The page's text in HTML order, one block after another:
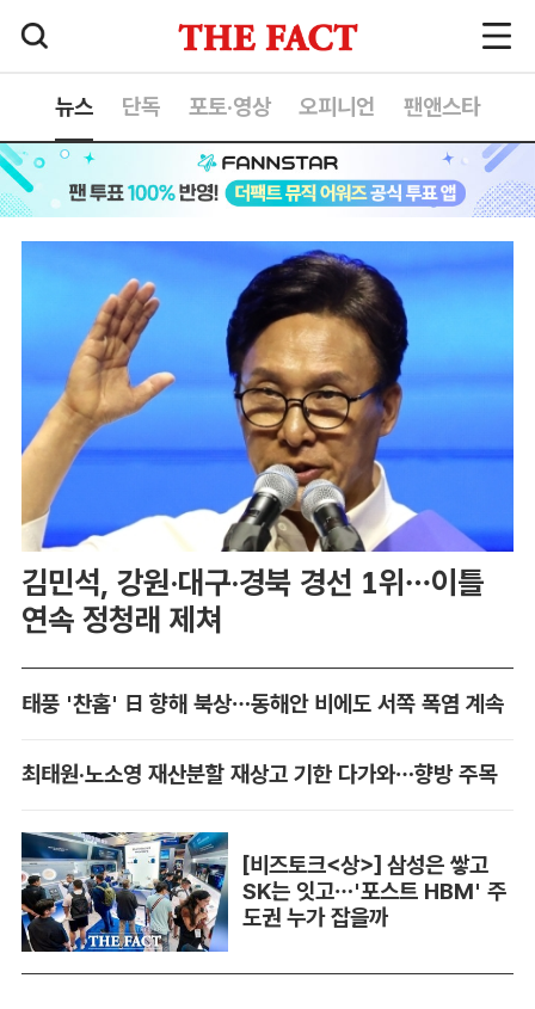
뉴스 단독 포토·영상 오피니언 팬앤스타
김민석, 강원·대구·경북 경선 1위…이틀
연속 정청래 제쳐
태풍 '찬홈' 日 향해 북상…동해안 비에도 서쪽 폭염 계속
최태원·노소영 재산분할 재상고 기한 다가와…향방 주목
[비즈토크<상>] 삼성은 쌓고
SK는 잇고…'포스트 HBM' 주
도권 누가 잡을까